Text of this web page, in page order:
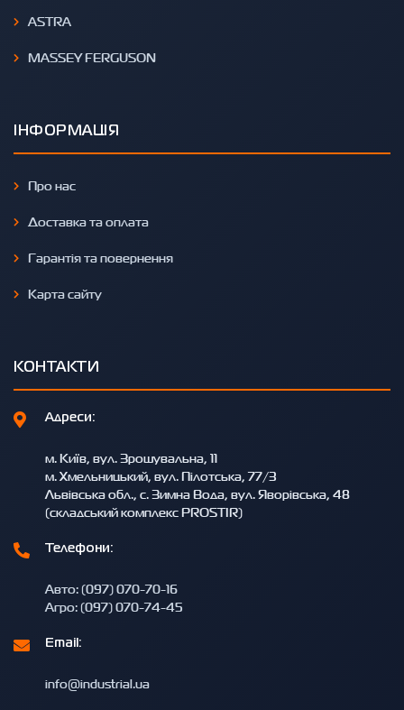
ASTRA
MASSEY FERGUSON
ІНФОРМАЦІЯ
Про нас
Доставка та оплата
Гарантія та повернення
Карта сайту
КОНТАКТИ
Адреси:
м. Київ, вул. Зрошувальна, 11
м. Хмельницький, вул. Пілотська, 77/3
Львівська обл., с. Зимна Вода, вул. Яворівська, 48
(складський комплекс PROSTIR)
Телефони:
Авто: (097) 070-70-16
Агро: (097) 070-74-45
Email:
info@industrial.ua